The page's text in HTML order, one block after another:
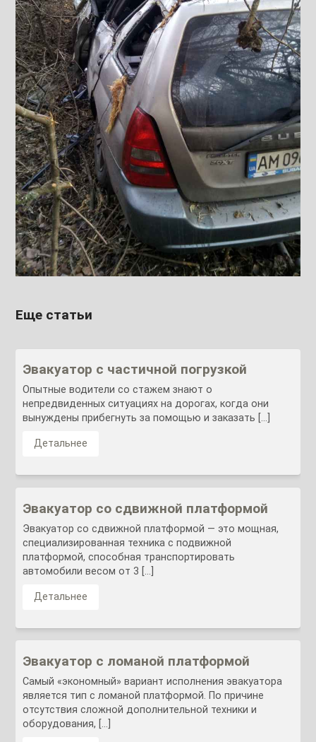
Еще статьи
Эвакуатор с частичной погрузкой
Опытные водители со стажем знают о
непредвиденных ситуациях на дорогах, когда они
вынуждены прибегнуть за помощью и заказать […]
Детальнее
Эвакуатор со сдвижной платформой
Эвакуатор со сдвижной платформой — это мощная,
специализированная техника с подвижной
платформой, способная транспортировать
автомобили весом от 3 […]
Детальнее
Эвакуатор с ломаной платформой
Самый «экономный» вариант исполнения эвакуатора
является тип с ломаной платформой. По причине
отсутствия сложной дополнительной техники и
оборудования, […]